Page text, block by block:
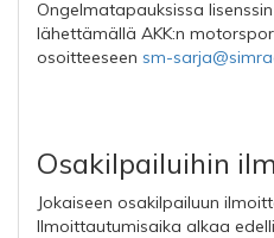
Ongelmatapauksissa
lähettämällä AKK:n
osoitteeseen sm-
Osakilpailuihin
Jokaiseen osakilpailuun
Ilmoittautumisaika alkaa